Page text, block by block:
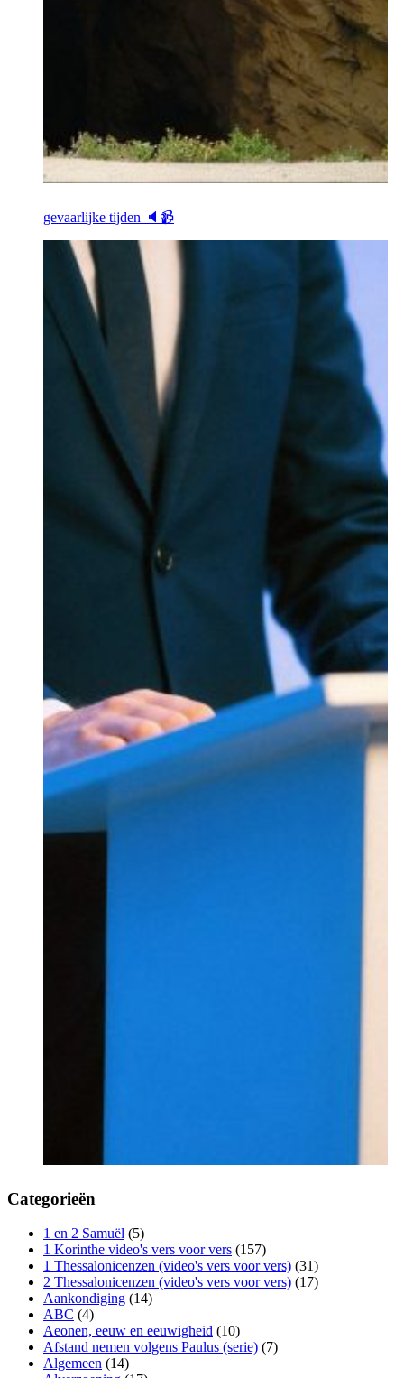
gevaarlijke tijden 🔈📹
Categorieën
1 en 2 Samuël (5)
1 Korinthe video's vers voor vers (157)
1 Thessalonicenzen (video's vers voor vers) (31)
2 Thessalonicenzen (video's vers voor vers) (17)
Aankondiging (14)
ABC (4)
Aeonen, eeuw en eeuwigheid (10)
Afstand nemen volgens Paulus (serie) (7)
Algemeen (14)